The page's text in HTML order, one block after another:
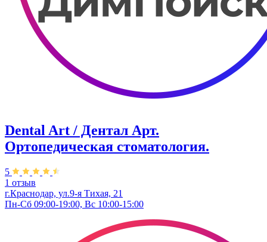
Dental Art / Дентал Арт.
Ортопедическая стоматология.
5
1 отзыв
г.Краснодар, ул.9-я Тихая, 21
Пн-Сб 09:00-19:00, Вс 10:00-15:00